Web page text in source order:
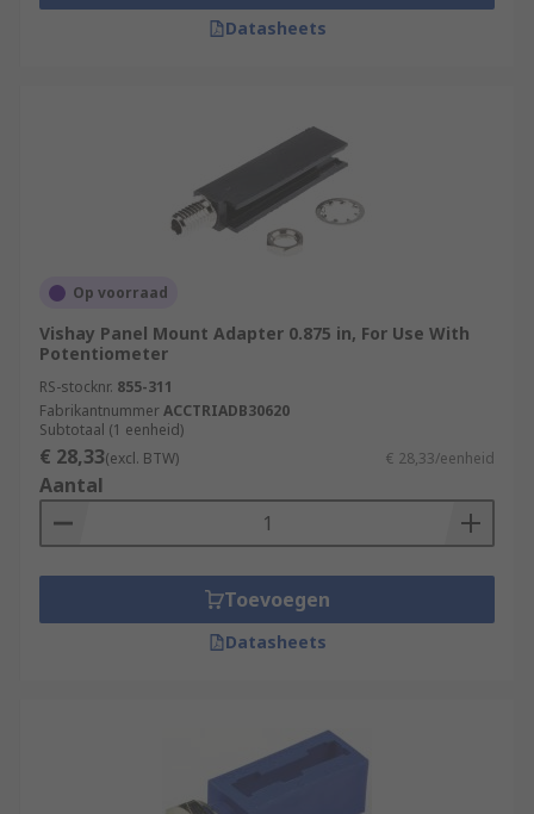
Datasheets
Op voorraad
Vishay Panel Mount Adapter 0.875 in, For Use With
Potentiometer
RS-stocknr. 855-311
FabrikantnummerACCTRIADB30620
Subtotaal (1 eenheid)
€ 28,33(excl. BTW) € 28,33/eenheid
Aantal
Toevoegen
Datasheets